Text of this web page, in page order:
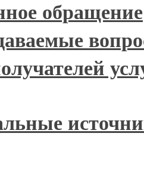
обращение